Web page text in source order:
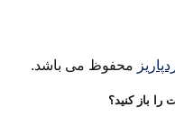
محفوظ می باشد.
باز کنید؟